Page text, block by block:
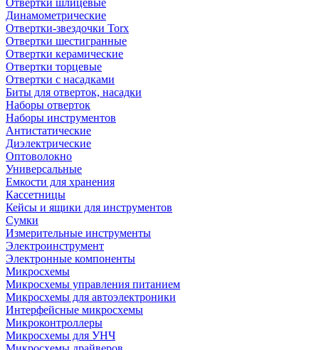
Отвертки шлицевые
Динамометрические
Отвертки-звездочки Torx
Отвертки шестигранные
Отвертки керамические
Отвертки торцевые
Отвертки с насадками
Биты для отверток, насадки
Наборы отверток
Наборы инструментов
Антистатические
Диэлектрические
Оптоволокно
Универсальные
Емкости для хранения
Кассетницы
Кейсы и ящики для инструментов
Сумки
Измерительные инструменты
Электроинструмент
Электронные компоненты
Микросхемы
Микросхемы управления питанием
Микросхемы для автоэлектроники
Интерфейсные микросхемы
Микроконтроллеры
Микросхемы для УНЧ